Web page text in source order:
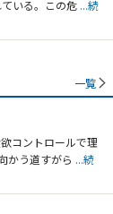
いる。この危 ...続
一覧
コントロールで理
かう道すがら ...続